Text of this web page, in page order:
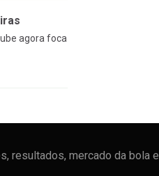
agora foca
resultados, mercado da bola e